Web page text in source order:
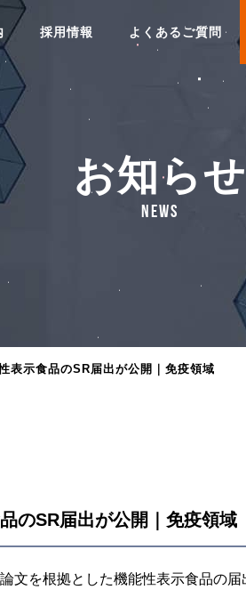
採用情報 よくあるご質問
お知らせ
NEWS
表示食品のSR届出が公開｜免疫領域
のSR届出が公開｜免疫領域
文を根拠とした機能性表示食品の届